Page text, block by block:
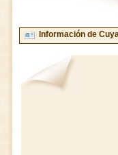
Información de